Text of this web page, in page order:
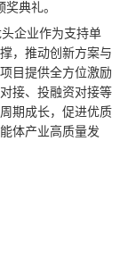
典礼。
企业作为支持单
，推动创新方案与
目提供全方位激励
接、投融资对接等
期成长，促进优质
体产业高质量发